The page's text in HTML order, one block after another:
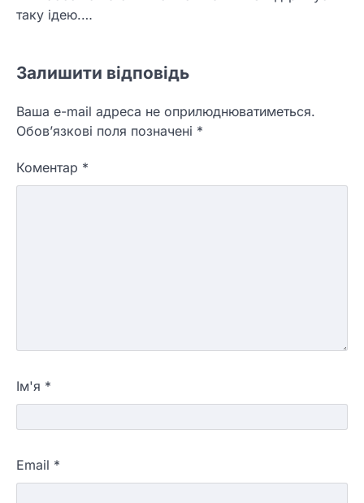
таку ідею.…
Залишити відповідь
Ваша e-mail адреса не оприлюднюватиметься.
Обов’язкові поля позначені *
Коментар *
Ім'я *
Email *